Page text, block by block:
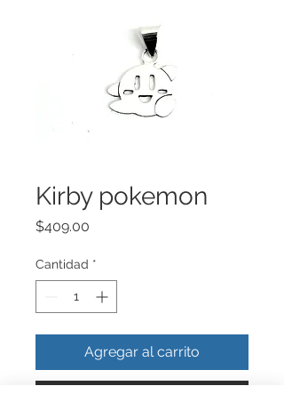
Kirby pokemon
$409.00
Cantidad *
Agregar al carrito